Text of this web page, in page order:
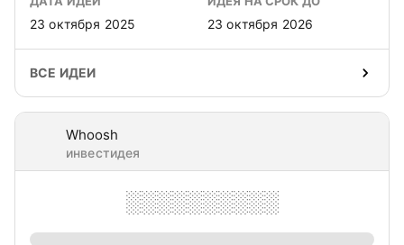
23 октября 2025 23 октября 2026
ВСЕ ИДЕИ
Whoosh
инвестидея
░░░░░░░░░░